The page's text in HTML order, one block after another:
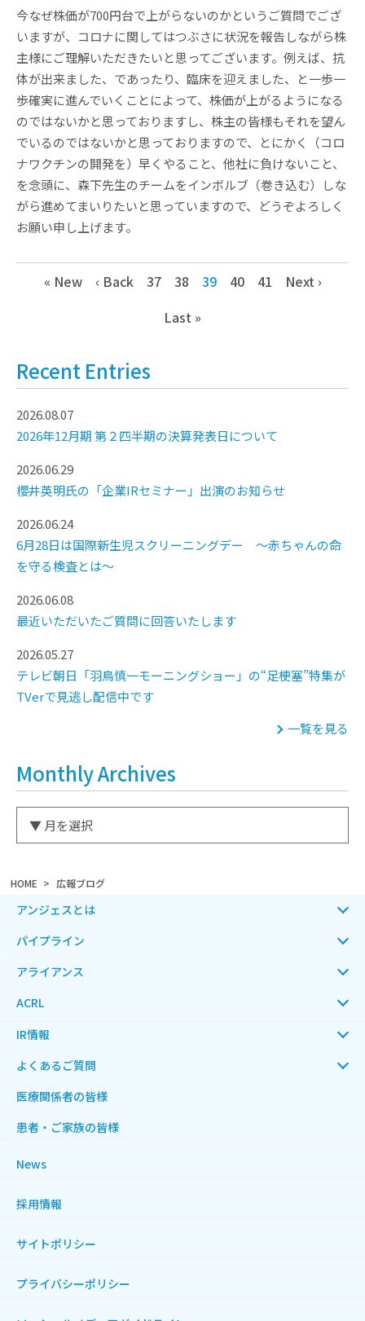
HOME 広報ブログ
今なぜ株価が700円台で上がらないのかというご質問でござ
いますが、コロナに関してはつぶさに状況を報告しながら株
主様にご理解いただきたいと思ってございます。例えば、抗
体が出来ました、であったり、臨床を迎えました、と一歩一
歩確実に進んでいくことによって、株価が上がるようになる
のではないかと思っておりますし、株主の皆様もそれを望ん
でいるのではないかと思っておりますので、とにかく（コロ
ナワクチンの開発を）早くやること、他社に負けないこと、
を念頭に、森下先生のチームをインボルブ（巻き込む）しな
がら進めてまいりたいと思っていますので、どうぞよろしく
お願い申し上げます。
« New ‹ Back 37 38 39 40 41
Next ›
Last »
Recent Entries
2026.08.07
2026年12月期 第２四半期の決算発表日について
2026.06.29
櫻井英明氏の「企業IRセミナー」出演のお知らせ
2026.06.24
6月28日は国際新生児スクリーニングデー ～赤ちゃんの命
を守る検査とは～
2026.06.08
最近いただいたご質問に回答いたします
2026.05.27
テレビ朝日「羽鳥慎一モーニングショー」の“足梗塞”特集が
TVerで見逃し配信中です
一覧を見る
Monthly Archives
アンジェスとは
パイプライン
アライアンス
ACRL
IR情報
よくあるご質問
医療関係者の皆様
患者・ご家族の皆様
News
採用情報
サイトポリシー
プライバシーポリシー